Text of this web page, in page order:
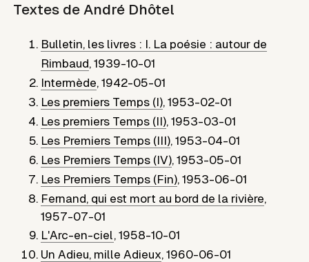
Textes de André Dhôtel
Bulletin, les livres : I. La poésie : autour de
Rimbaud,1939-10-01
Intermède,1942-05-01
Les premiers Temps (I),1953-02-01
Les premiers Temps (II),1953-03-01
Les Premiers Temps (III),1953-04-01
Les Premiers Temps (IV),1953-05-01
Les Premiers Temps (Fin),1953-06-01
Fernand, qui est mort au bord de la rivière,
1957-07-01
L'Arc-en-ciel,1958-10-01
Un Adieu, mille Adieux,1960-06-01